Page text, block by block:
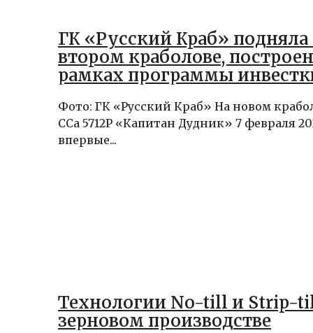
ГК «Русский Краб» подняла
втором краболове,
рамках программы
Фото: ГК «Русский Краб» На новом
ССа 5712P «Капитан Дудник» 7 февраля
впервые...
Технологии No-till и Strip-
зерновом производстве